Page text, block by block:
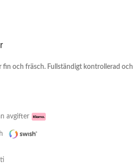
fin och fräsch. Fullständigt kontrollerad och
avgifter